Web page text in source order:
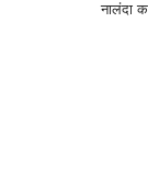
नालंदा